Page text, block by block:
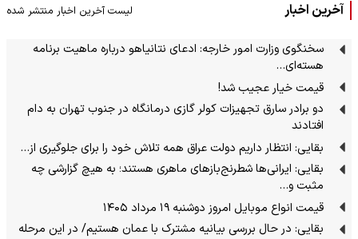
آخرین اخبار لیست آخرین اخبار منتشر شده
سخنگوی وزارت امور خارجه: ادعای نتانیاهو درباره ماهیت برنامه
هسته‌ای…
قیمت خیار عجیب شد!
دو برادر سارق تجهیزات کولر گازی درمانگاه در جنوب تهران به دام
افتادند
بقایی: انتظار داریم دولت عراق همه تلاش خود را برای جلوگیری از…
بقایی: ایرانی‌ها شطرنج‌بازهای ماهری هستند؛ به هیچ گزارشی چه
مثبت و…
قیمت انواع موبایل امروز دوشنبه ۱۹ مرداد ۱۴۰۵
بقایی: در حال بررسی بیانیه مشترک با عمان هستیم/ در این مرحله